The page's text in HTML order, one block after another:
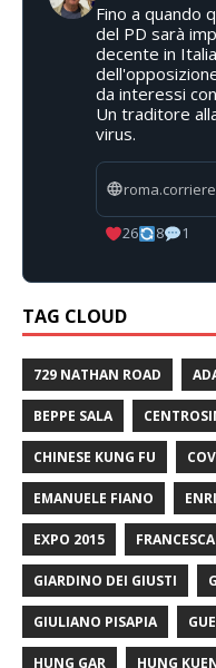
Fino a quando
del PD sarà
decente in
da interessi
Un traditore
virus.
26 8 1
TAG CLOUD
729 NATHAN ROAD
BEPPE SALA
CHINESE KUNG FU
EMANUELE FIANO
EXPO 2015
GIARDINO DEI GIUSTI
GIULIANO PISAPIA
HUNG GAR HUNG